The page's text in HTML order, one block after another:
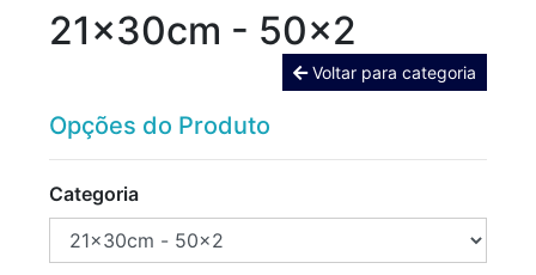
21x30cm - 50x2
Voltar para categoria
Opções do Produto
Categoria